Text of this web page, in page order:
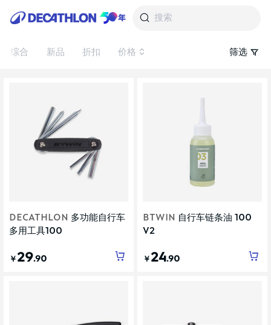
搜索
综合 新品 折扣 价格 筛选
DECATHLON 多功能自行车
多用工具100
￥ 29.90
BTWIN 自行车链条油 100
V2
￥ 24.90